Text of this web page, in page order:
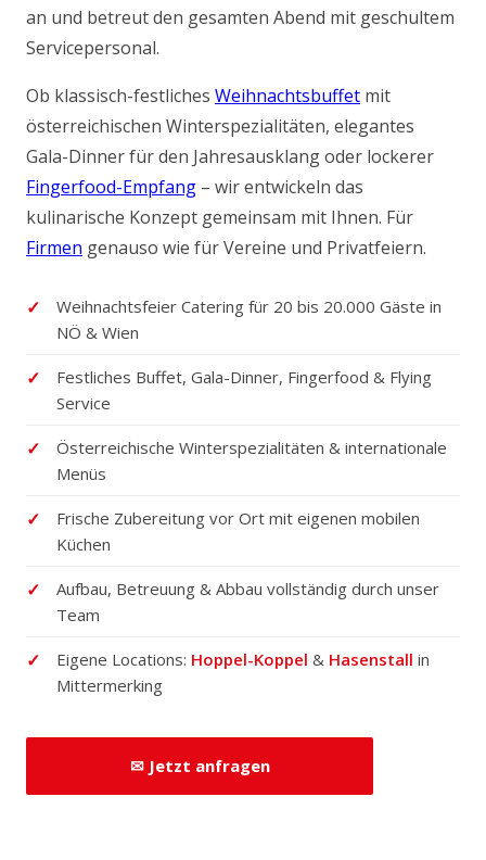
an und betreut den gesamten Abend mit geschultem
Servicepersonal.
Ob klassisch-festliches Weihnachtsbuffet mit
österreichischen Winterspezialitäten, elegantes
Gala-Dinner für den Jahresausklang oder lockerer
Fingerfood-Empfang – wir entwickeln das
kulinarische Konzept gemeinsam mit Ihnen. Für
Firmen genauso wie für Vereine und Privatfeiern.
Weihnachtsfeier Catering für 20 bis 20.000 Gäste in
NÖ & Wien
Festliches Buffet, Gala-Dinner, Fingerfood & Flying
Service
Österreichische Winterspezialitäten & internationale
Menüs
Frische Zubereitung vor Ort mit eigenen mobilen
Küchen
Aufbau, Betreuung & Abbau vollständig durch unser
Team
Eigene Locations: Hoppel-Koppel & Hasenstall in
Mittermerking
✉ Jetzt anfragen